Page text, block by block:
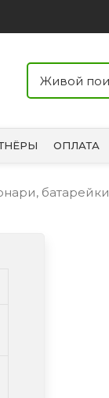
ОПЛАТА
батарейки